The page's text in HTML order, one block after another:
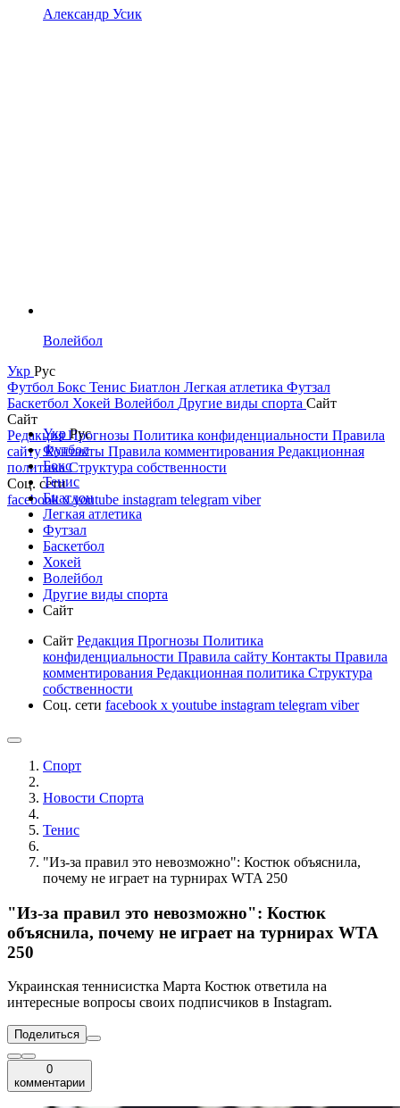
Александр Усик
Волейбол
Укр Рус
Футбол Бокс Тенис Биатлон Легкая атлетика Футзал
Баскетбол Хокей Волейбол Другие виды спорта Сайт
Сайт
РедакцияПрогнозы Политика конфиденциальности Правила
сайтуКонтакты Правила комментирования Редакционная
политикаСтруктура собственности
Соц. сети
facebookxyoutube instagram telegram viber
УкрРус
Футбол
Бокс
Тенис
Биатлон
Легкая атлетика
Футзал
Баскетбол
Хокей
Волейбол
Другие виды спорта
Сайт
Сайт Редакция Прогнозы Политика
конфиденциальности Правила сайту Контакты Правила
комментирования Редакционная политика Структура
собственности
Соц. сети facebook x youtube instagram telegram viber
Спорт
Новости Cпорта
Тенис
"Из-за правил это невозможно": Костюк объяснила,
почему не играет на турнирах WTA 250
"Из-за правил это невозможно": Костюк
объяснила, почему не играет на турнирах WTA
250
Украинская теннисистка Марта Костюк ответила на
интересные вопросы своих подписчиков в Instagram.
Поделиться
0
комментарии